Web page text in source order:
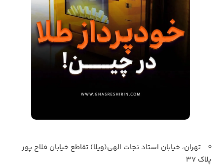
تهران، خیابان استاد نجات الهی(ویلا) تقاطع خیابان فلاح پور
پلاک 37